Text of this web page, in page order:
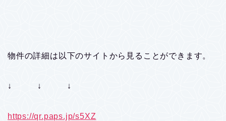
物件の詳細は以下のサイトから見ることができます。
↓ ↓ ↓
https://qr.paps.jp/s5XZ